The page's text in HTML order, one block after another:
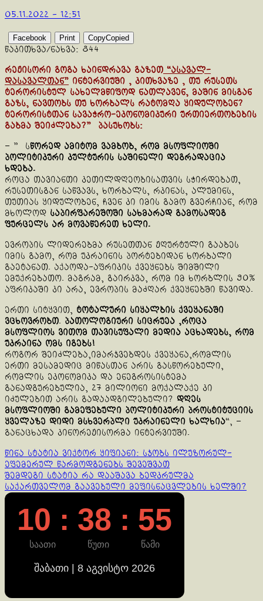
05.11.2022 - 12:51
Facebook Print CopyCopied
წაკითხვა/ნახვა: 844
რეჟისორი გოგა ხაინდრავა გაზეთ “ასავალ-
დასავალთან” ინტერვიუში , კითხვაზე , თუ რუსეთს
ტერორისტულ სახელმწიფოდ ნათლავენ, მაშინ მისგან
გაზს, ნავთობს თუ ხორბალს რატომღა ყიდულობენ?
ტერორისტთან სავაჭრო-ეკონომიკური ურთიერთობების
გაბმა შეიძლება?” პასუხობს:
– ” სწორედ ამიტომ ვამბობ, რომ მსოფლიოში
პოლიტიკური კულტურის საშინელი დეგრადაცია
ხდება.
როცა თავიანთი კეთილდღეობისათვის სჭირდებათ,
რუსეთისგან საწვავს, ხორბალს, რკინას, ალუმინს,
თუთიას ყიდულობენ, ჩვენ კი იმის გამო გვერჩიან, რომ
მხოლოდ საპირფარეშოში სახმარად გამოსადეგ
ფურცელს არ მოვაწერეთ ხელი.
ევროპის ლიდერებმა რუსეთთან ჟღურტული გააბეს
იმის გამო, რომ უკრაინის პორტებიდან ხორბალი
გაეტანათ. აქაოდა-აფრიკის ქვეყნებს შიმშილი
ემუქრებათო. მაგრამ, გაირკვა, რომ იმ ხორბლის 90%
აფრიკაში კი არა, ევროპის მაძღარ ქვეყნებში წავიდა.
ერთი სიტყვით, ტოტალური სიყალბის ქვეყანაში
ვცხოვრობთ. პათოლოგიური სიცრუეა ,როცა
მსოფლიოს ვითომ თავისუფალი მედია აცხადებს, რომ
უკრაინა ომს იგებს!
როგორ შეიძლება,იმარჯვებდეს ქვეყანა,რომლის
ერთი მესამედიც მიწასთან არის გასწორებული,
რომლის ეკონომიკა და ენეგროსისტემა
განადგურებულია, 27 მილიონი მოქალაქე კი
იძულებით არის გადაადგილებული? დღეს
მსოფლიოში გამეფებული პოლიტიკური პროსტიტუციის
ყველაზე დიდი მსხვერპლი უკრაინელი ხალხია“, –
განაცხადა კინორეჟისორმა ინტერვიუში.
Continue
Reading
წინა სტატია ვიქტორ ყიფიანი: სჯობს ილუზორულ-
ეფემერულ წარმოდგენებს შევეშვათ
შემდეგი სტატია რა დააშავა ბედკრულმა
საქართველომ გაავებული მეფისნაცვლების ხელში?
10 : 38 : 56
საათი წუთი წამი
შაბათი | 8 აგვისტო 2026